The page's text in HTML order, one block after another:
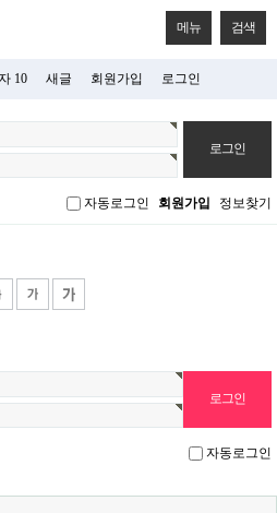
메뉴 검색
10 새글 회원가입 로그인
자동로그인 회원가입 정보찾기
자동로그인